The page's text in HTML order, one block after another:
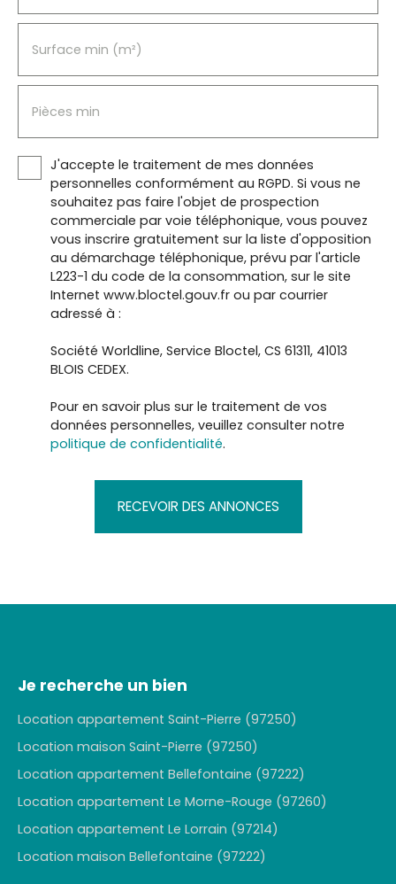
Surface min (m²)
Pièces min
J'accepte le traitement de mes données
personnelles conformément au RGPD. Si vous ne
souhaitez pas faire l'objet de prospection
commerciale par voie téléphonique, vous pouvez
vous inscrire gratuitement sur la liste d'opposition
au démarchage téléphonique, prévu par l'article
L223-1 du code de la consommation, sur le site
Internet www.bloctel.gouv.fr ou par courrier
adressé à :
Société Worldline, Service Bloctel, CS 61311, 41013
BLOIS CEDEX.
Pour en savoir plus sur le traitement de vos
données personnelles, veuillez consulter notre
politique de confidentialité.
RECEVOIR DES ANNONCES
Je recherche un bien
Location appartement Saint-Pierre (97250)
Location maison Saint-Pierre (97250)
Location appartement Bellefontaine (97222)
Location appartement Le Morne-Rouge (97260)
Location appartement Le Lorrain (97214)
Location maison Bellefontaine (97222)